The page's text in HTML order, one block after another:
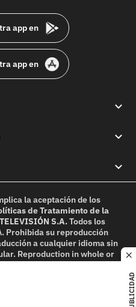
PUBLICIDAD
app en
app en
la aceptación de los
de Tratamiento de la
S.A.Todos los
Prohibida su reproducción
a cualquier idioma sin
Reproduction in whole or